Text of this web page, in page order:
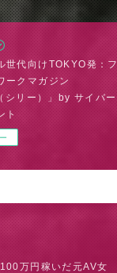
世代向けTOKYO発：フ
ークマガジン
シリー）」by サイバー
ト
万円稼いだ元AV女